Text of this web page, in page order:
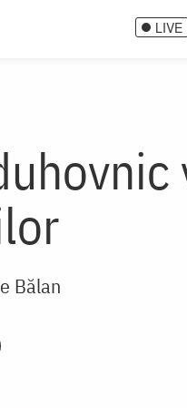
LIVE
Bălan